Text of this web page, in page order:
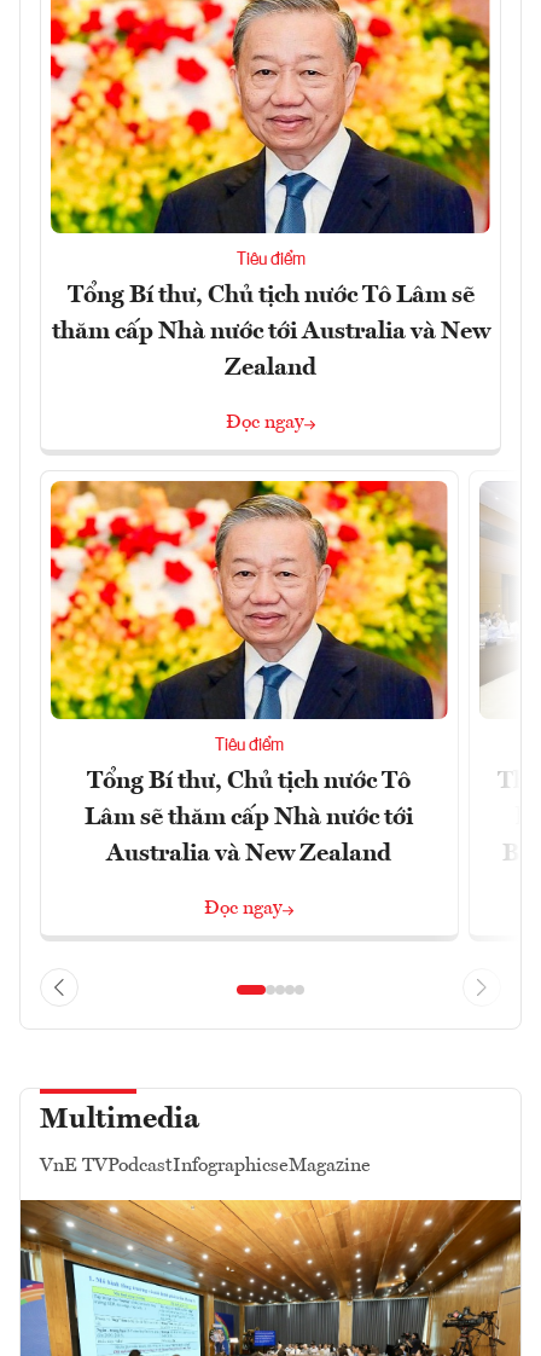
Tiêu điểm
Tổng Bí thư, Chủ tịch nước Tô Lâm sẽ
thăm cấp Nhà nước tới Australia và New
Zealand
Đọc ngay
Tiêu điểm
Tổng Bí thư, Chủ tịch nước Tô
Lâm sẽ thăm cấp Nhà nước tới
Australia và New Zealand
Đọc ngay
Multimedia
VnE TVPodcastInfographicseMagazine